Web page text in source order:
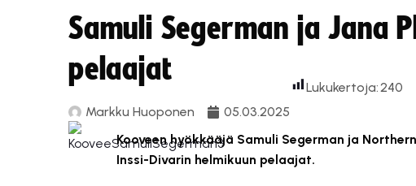
Samuli Segerman ja Jana
pelaajat
Markku Huoponen 05.03.2025
Lukukertoja:240
Kooveen hyökkääjä Samuli Segerman ja
Inssi-Divarin helmikuun pelaajat.